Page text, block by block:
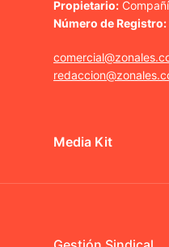
Propietario:
Número de Registro:
Media Kit